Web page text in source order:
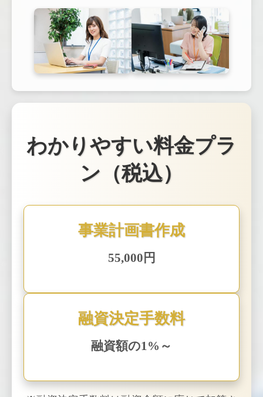
わかりやすい料金プラ
ン（税込）
事業計画書作成
55,000円
融資決定手数料
融資額の1%～